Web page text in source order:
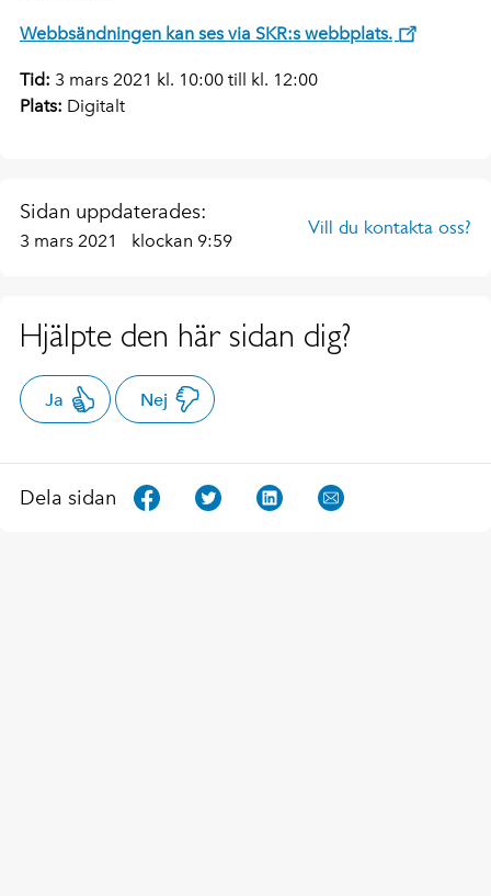
Webbsändningen kan ses via SKR:s webbplats.
Tid: 3 mars 2021 kl. 10:00 till kl. 12:00
Plats: Digitalt
Sidan uppdaterades:
3 mars 2021 klockan 9:59
Vill du kontakta oss?
Hjälpte den här sidan dig?
Ja Nej
Dela sidan